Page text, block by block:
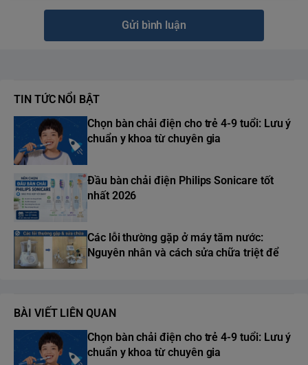
Gửi bình luận
TIN TỨC NỔI BẬT
Chọn bàn chải điện cho trẻ 4-9 tuổi: Lưu ý
chuẩn y khoa từ chuyên gia
Đầu bàn chải điện Philips Sonicare tốt
nhất 2026
Các lỗi thường gặp ở máy tăm nước:
Nguyên nhân và cách sửa chữa triệt để
BÀI VIẾT LIÊN QUAN
Chọn bàn chải điện cho trẻ 4-9 tuổi: Lưu ý
chuẩn y khoa từ chuyên gia